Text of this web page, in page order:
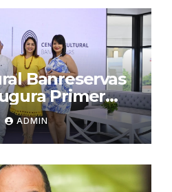
Banreservas
Primer
Artesanos de
ADMIN